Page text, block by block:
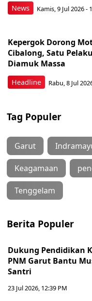
News Kamis, 9 Jul 2026 -
Headline
Kepergok Dorong
Cibalong, Satu
Diamuk Massa
Rabu, 8 Jul
Tag Populer
Garut
Keagamaan
Tenggelam
Berita Populer
Dukung Pendidikan
PNM Garut Bantu
Santri
23 Jul 2026, 12:39 PM